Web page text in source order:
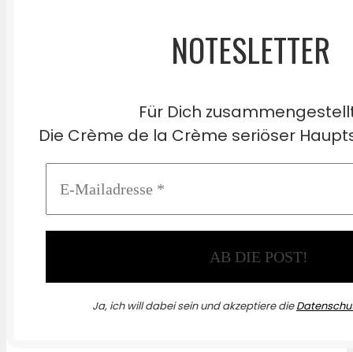
NOTESLETTER
Für Dich
Die Crème de la Crème seriöser
Ja, ich will dabei sein und akzeptiere die